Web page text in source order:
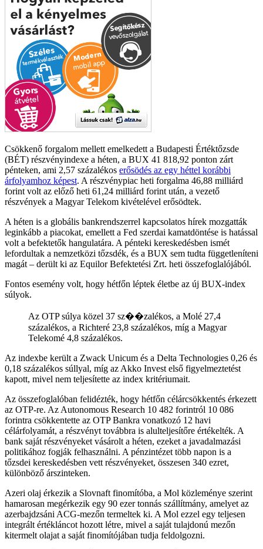
Csökkenő forgalom mellett emelkedett a Budapesti Értéktőzsde
(BÉT) részvényindexe a héten, a BUX 41 818,92 ponton zárt
pénteken, ami 2,57 százalékos erősödés az egy héttel korábbi
árfolyamhoz képest. A részvénypiac heti forgalma 46,88 milliárd
forint volt az előző heti 61,24 milliárd forint után, a vezető
részvények a Magyar Telekom kivételével erősödtek.
A héten is a globális bankrendszerrel kapcsolatos hírek mozgatták
leginkább a piacokat, emellett a Fed szerdai kamatdöntése is hatással
volt a befektetők hangulatára. A pénteki kereskedésben ismét
lefordultak a nemzetközi tőzsdék, és a BUX sem tudta függetleníteni
magát – derült ki az Equilor Befektetési Zrt. heti összefoglalójából.
Fontos esemény volt, hogy hétfőn léptek életbe az új BUX-index
súlyok.
Az OTP súlya közel 37 sz��zalékos, a Molé 27,4
százalékos, a Richteré 23,8 százalékos, míg a Magyar
Telekomé 4,8 százalékos.
Az indexbe került a Zwack Unicum és a Delta Technologies 0,26 és
0,18 százalékos súllyal, míg az Akko Invest első figyelmeztetést
kapott, mivel nem teljesítette az index kritériumait.
Az összefoglalóban felidézték, hogy hétfőn célárcsökkentés érkezett
az OTP-re. Az Autonomous Research 10 482 forintról 10 086
forintra csökkentette az OTP Bankra vonatkozó 12 havi
célárfolyamát, a részvényt továbbra is alulteljesítőre értékelték. A
bank saját részvényeket vásárolt a héten, ezeket a javadalmazási
politikához fogják felhasználni. A pénzintézet több napon is a
tőzsdei kereskedésben vett részvényeket, összesen 340 ezret,
különböző árszinteken.
Azeri olaj érkezik a Slovnaft finomítóba, a Mol közleménye szerint
hamarosan megérkezik egy 90 ezer tonnás szállítmány, amelyet az
azerbajdzsáni ACG-mezőn termeltek ki. A Mol ezzel egy teljesen
integrált értékláncot hozott létre, mivel a saját tulajdonú mezőn
kitermelt olajat a saját finomítójában tudja feldolgozni.